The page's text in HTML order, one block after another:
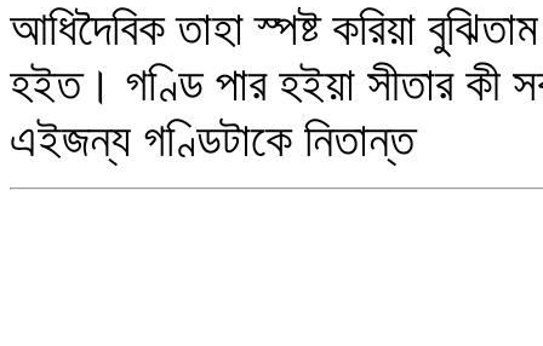
আধিদৈবিক তাহা স্পষ্ট করিয়া
হইত। গণ্ডি পার হইয়া সীতার কী
এইজন্য গণ্ডিটাকে নিতান্ত